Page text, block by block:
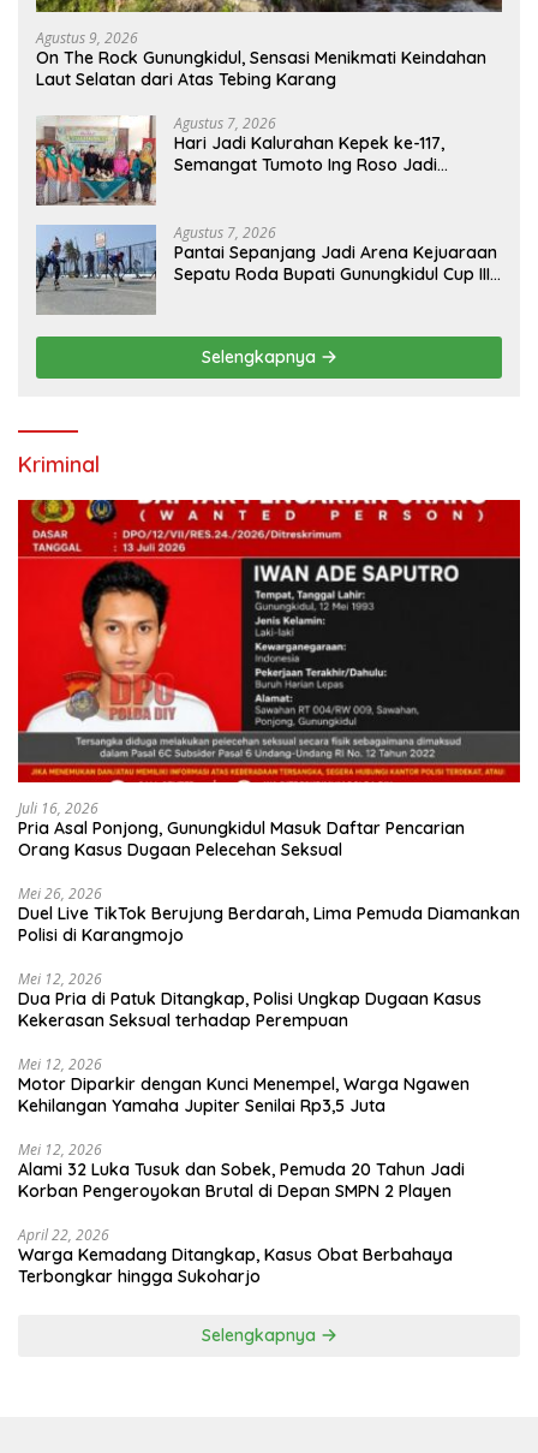
Agustus 9, 2026
On The Rock Gunungkidul, Sensasi Menikmati Keindahan
Laut Selatan dari Atas Tebing Karang
Agustus 7, 2026
Hari Jadi Kalurahan Kepek ke-117,
Semangat Tumoto Ing Roso Jadi
Agustus 7, 2026
Pantai Sepanjang Jadi Arena Kejuaraan
Sepatu Roda Bupati Gunungkidul Cup III
Selengkapnya
Kriminal
Juli 16, 2026
Pria Asal Ponjong, Gunungkidul Masuk Daftar Pencarian
Orang Kasus Dugaan Pelecehan Seksual
Mei 26, 2026
Duel Live TikTok Berujung Berdarah, Lima Pemuda Diamankan
Polisi di Karangmojo
Mei 12, 2026
Dua Pria di Patuk Ditangkap, Polisi Ungkap Dugaan Kasus
Kekerasan Seksual terhadap Perempuan
Mei 12, 2026
Motor Diparkir dengan Kunci Menempel, Warga Ngawen
Kehilangan Yamaha Jupiter Senilai Rp3,5 Juta
Mei 12, 2026
Alami 32 Luka Tusuk dan Sobek, Pemuda 20 Tahun Jadi
Korban Pengeroyokan Brutal di Depan SMPN 2 Playen
April 22, 2026
Warga Kemadang Ditangkap, Kasus Obat Berbahaya
Terbongkar hingga Sukoharjo
Selengkapnya